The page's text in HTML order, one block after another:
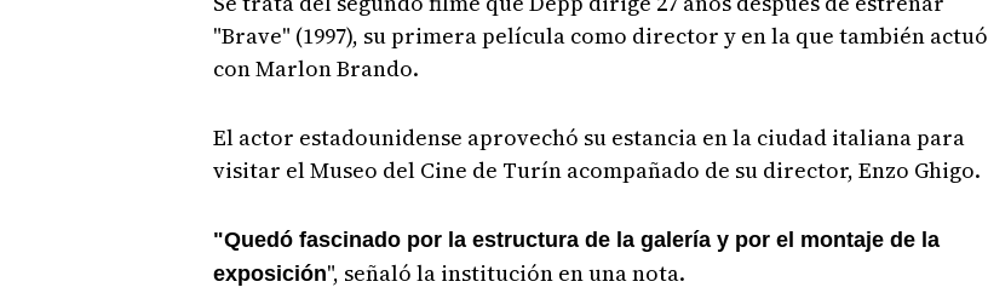
"Brave" (1997), su primera película como director y en la que también actuó
con Marlon Brando.
El actor estadounidense aprovechó su estancia en la ciudad italiana para
visitar el Museo del Cine de Turín acompañado de su director, Enzo Ghigo.
"Quedó fascinado por la estructura de la galería y por el montaje de la
exposición", señaló la institución en una nota.